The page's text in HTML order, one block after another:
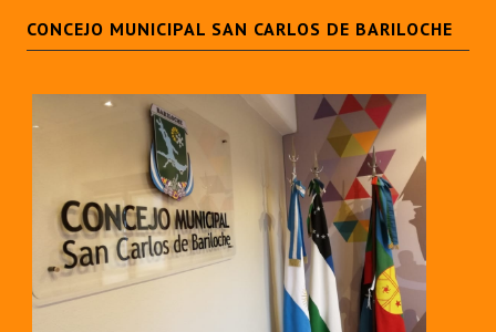
CONCEJO MUNICIPAL SAN CARLOS DE BARILOCHE